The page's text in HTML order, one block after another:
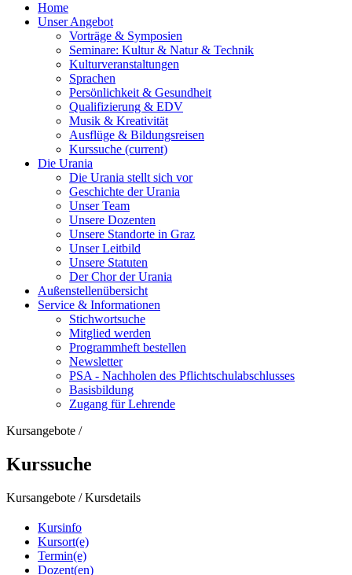
Home
Unser Angebot
Vorträge & Symposien
Seminare: Kultur & Natur & Technik
Kulturveranstaltungen
Sprachen
Persönlichkeit & Gesundheit
Qualifizierung & EDV
Musik & Kreativität
Ausflüge & Bildungsreisen
Kurssuche (current)
Die Urania
Die Urania stellt sich vor
Geschichte der Urania
Unser Team
Unsere Dozenten
Unsere Standorte in Graz
Unser Leitbild
Unsere Statuten
Der Chor der Urania
Außenstellenübersicht
Service & Informationen
Stichwortsuche
Mitglied werden
Programmheft bestellen
Newsletter
PSA - Nachholen des Pflichtschulabschlusses
Basisbildung
Zugang für Lehrende
Kursangebote /
Kurssuche
Kursangebote /Kursdetails
Kursinfo
Kursort(e)
Termin(e)
Dozent(en)